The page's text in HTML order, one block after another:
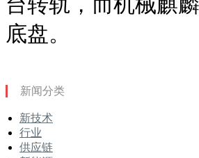
底盘。
新闻分类
新技术
行业
供应链